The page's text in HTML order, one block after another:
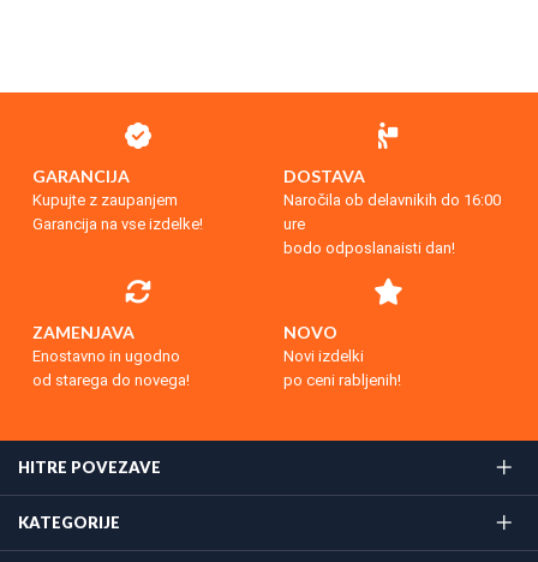
GARANCIJA
Kupujte z zaupanjem
Garancija na vse izdelke!
DOSTAVA
Naročila ob delavnikih do 16:00
ure
bodo odposlanaisti dan!
ZAMENJAVA
Enostavno in ugodno
od starega do novega!
NOVO
Novi izdelki
po ceni rabljenih!
HITRE POVEZAVE
KATEGORIJE